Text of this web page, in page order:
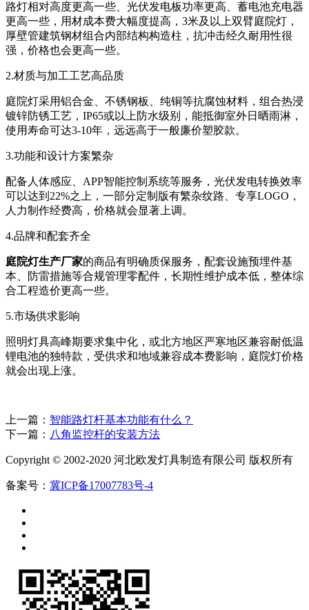
路灯相对高度更高一些、光伏发电板功率更高、蓄电池充电器
更高一些，用材成本费大幅度提高，3米及以上双臂庭院灯，
厚壁管建筑钢材组合内部结构构造柱，抗冲击经久耐用性很
强，价格也会更高一些。
2.材质与加工工艺高品质
庭院灯采用铝合金、不锈钢板、纯铜等抗腐蚀材料，组合热浸
镀锌防锈工艺，IP65或以上防水级别，能抵御室外日晒雨淋，
使用寿命可达3-10年，远远高于一般廉价塑胶款。
3.功能和设计方案繁杂
配备人体感应、APP智能控制系统等服务，光伏发电转换效率
可以达到22%之上，一部分定制版有繁杂纹路、专享LOGO，
人力制作经费高，价格就会显著上调。
4.品牌和配套齐全
庭院灯生产厂家的商品有明确质保服务，配套设施预埋件基
本、防雷措施等合规管理零配件，长期性维护成本低，整体综
合工程造价更高一些。
5.市场供求影响
照明灯具高峰期要求集中化，或北方地区严寒地区兼容耐低温
锂电池的独特款，受供求和地域兼容成本费影响，庭院灯价格
就会出现上涨。
上一篇： 智能路灯杆基本功能有什么？
下一篇： 八角监控杆的安装方法
Copyright © 2002-2020 河北欧发灯具制造有限公司 版权所有
备案号： 冀ICP备17007783号-4